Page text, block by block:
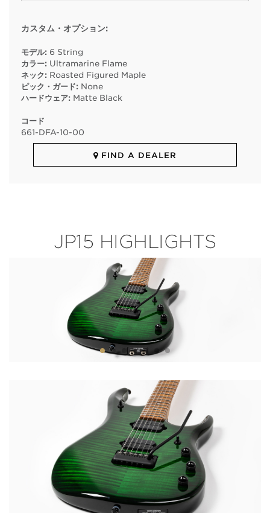
カスタム・オプション:
モデル: 6 String
カラー: Ultramarine Flame
ネック: Roasted Figured Maple
ピック・ガード: None
ハードウェア: Matte Black
コード
661-DFA-10-00
FIND A DEALER
JP15 HIGHLIGHTS